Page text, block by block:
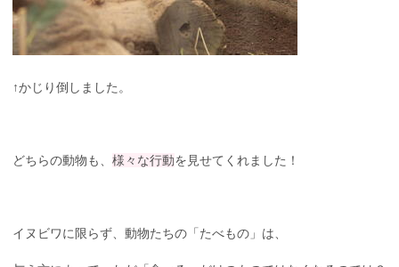
↑かじり倒しました。
どちらの動物も、 様々な行動を見せてくれました！
イヌビワに限らず、動物たちの「たべもの」は、